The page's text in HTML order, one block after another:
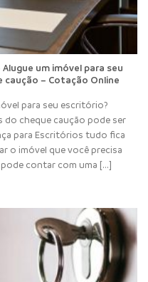
um imóvel para seu
– Cotação Online
para seu escritório?
do cheque caução pode ser
para Escritórios tudo fica
o imóvel que você precisa
contar com uma [...]